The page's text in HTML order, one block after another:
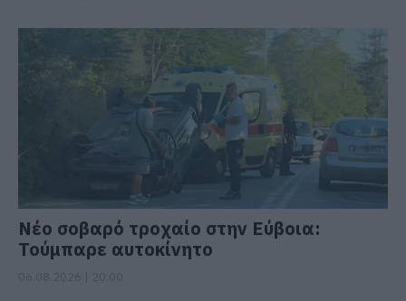
Νέο σοβαρό τροχαίο στην Εύβοια:
Τούμπαρε αυτοκίνητο